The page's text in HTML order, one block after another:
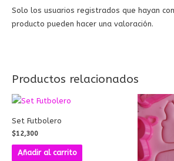
Solo los usuarios registrados que hayan
producto pueden hacer una valoración.
Productos relacionados
Set Futbolero
$12,300
Añadir al carrito